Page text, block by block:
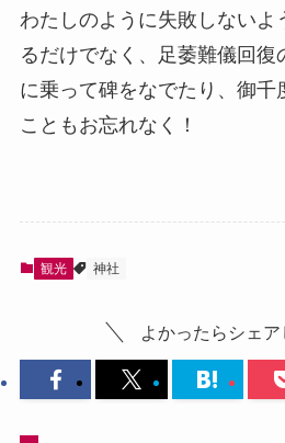
わたしのように失敗しないよ
るだけでなく、足萎難儀回復
に乗って碑をなでたり、御千
こともお忘れなく！
観光 神社
よかったらシェア